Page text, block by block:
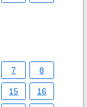
7 8
15 16